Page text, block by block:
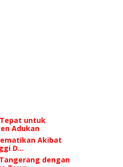
untuk
Adukan
Akibat
D...
dengan